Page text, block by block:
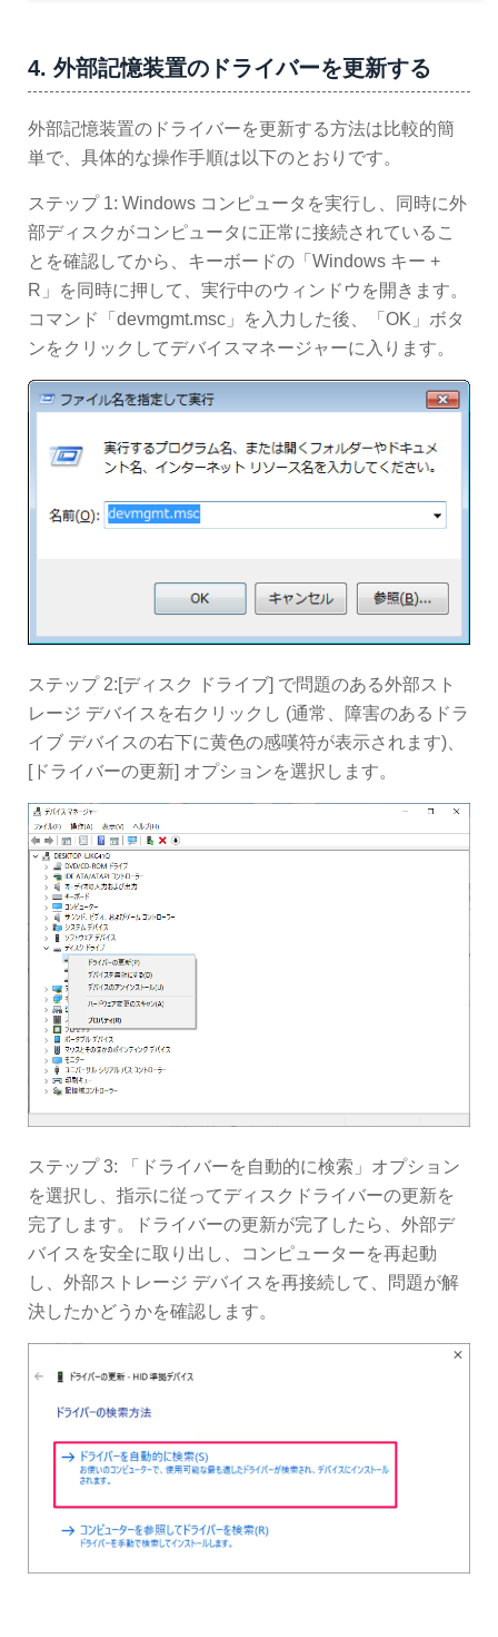
4. 外部記憶装置のドライバーを更新する
外部記憶装置のドライバーを更新する方法は比較的簡
単で、具体的な操作手順は以下のとおりです。
ステップ 1: Windows コンピュータを実行し、同時に外
部ディスクがコンピュータに正常に接続されているこ
とを確認してから、キーボードの「Windows キー +
R」を同時に押して、実行中のウィンドウを開きます。
コマンド「devmgmt.msc」を入力した後、「OK」ボタ
ンをクリックしてデバイスマネージャーに入ります。
ステップ 2:[ディスク ドライブ] で問題のある外部スト
レージ デバイスを右クリックし (通常、障害のあるドラ
イブ デバイスの右下に黄色の感嘆符が表示されます)、
[ドライバーの更新] オプションを選択します。
ステップ 3: 「ドライバーを自動的に検索」オプション
を選択し、指示に従ってディスクドライバーの更新を
完了します。ドライバーの更新が完了したら、外部デ
バイスを安全に取り出し、コンピューターを再起動
し、外部ストレージ デバイスを再接続して、問題が解
決したかどうかを確認します。